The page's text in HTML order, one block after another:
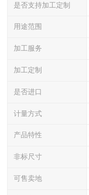
是否支持加工定制
用途范围
加工服务
加工定制
是否进口
计量方式
产品特性
非标尺寸
可售卖地